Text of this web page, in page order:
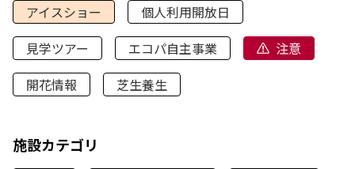
アイスショー
個人利用開放日
見学ツアー
エコパ自主事業
注意
開花情報
芝生養生
施設カテゴリ